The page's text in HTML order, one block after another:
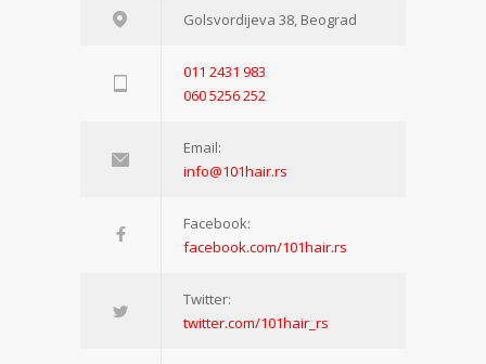
Golsvordijeva 38, Beograd
011 2431 983
060 5256 252
Email:
info@101hair.rs
Facebook:
facebook.com/101hair.rs
Twitter:
twitter.com/101hair_rs